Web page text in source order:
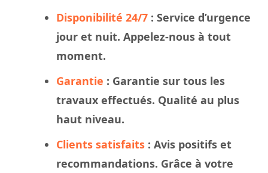
Disponibilité 24/7 : Service d’urgence
jour et nuit. Appelez-nous à tout
moment.
Garantie : Garantie sur tous les
travaux effectués. Qualité au plus
haut niveau.
Clients satisfaits : Avis positifs et
recommandations. Grâce à votre